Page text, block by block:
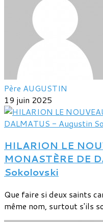
Père AUGUSTIN
19 juin 2025
HILARION LE
MONASTÈRE DE
Sokolovski
Que faire si deux saints
même nom, surtout s'ils